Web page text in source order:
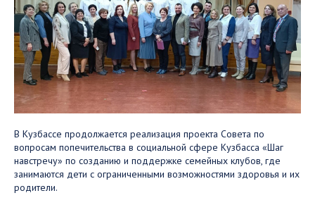
В Кузбассе продолжается реализация проекта Совета по
вопросам попечительства в социальной сфере Кузбасса «Шаг
навстречу» по созданию и поддержке семейных клубов, где
занимаются дети с ограниченными возможностями здоровья и их
родители.